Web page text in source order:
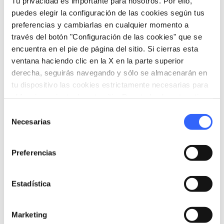
puedes elegir la configuración de las cookies según tus
preferencias y cambiarlas en cualquier momento a
través del botón "Configuración de las cookies" que se
encuentra en el pie de página del sitio. Si cierras esta
ventana haciendo clic en la X en la parte superior
derecha, seguirás navegando y sólo se almacenarán en
tu dispositivo las cookies estrictamente necesarias para
Necesarias
Preferencias
Estadística
Marketing
home Dónde
Via S. Michele delle Campora, 46n, 50124
language